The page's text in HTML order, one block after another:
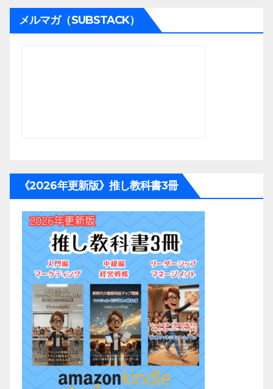
メルマガ（SUBSTACK）
《2026年更新版》推し教科書3冊